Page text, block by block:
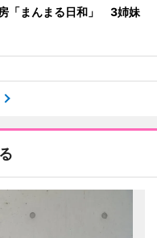
「まんまる日和」 3姉妹